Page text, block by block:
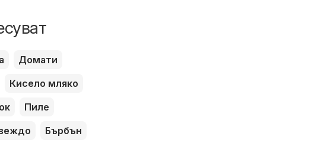
Домати
Кисело мляко
Пиле
Бърбън